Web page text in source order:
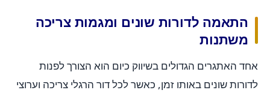
התאמה לדורות שונים ומגמות צריכה
משתנות
אחד האתגרים הגדולים בשיווק כיום הוא הצורך לפנות
לדורות שונים באותו זמן, כאשר לכל דור הרגלי צריכה וערוצי